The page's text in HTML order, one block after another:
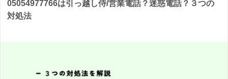
05054977766は引っ越し侍/営業電話？迷惑電話？３つの
対処法